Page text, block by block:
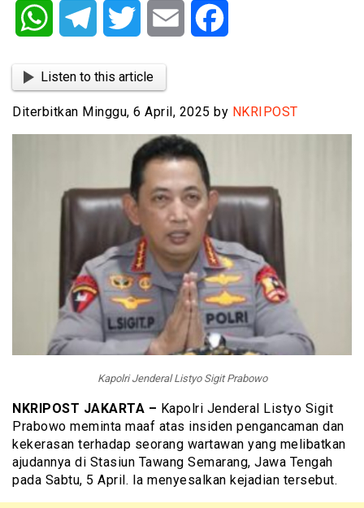
WhatsAppTelegram Twitter Email
Listen to this article
Diterbitkan Minggu, 6 April, 2025 by NKRIPOST
Kapolri Jenderal Listyo Sigit Prabowo
NKRIPOST JAKARTA – Kapolri Jenderal Listyo Sigit
Prabowo meminta maaf atas insiden pengancaman dan
kekerasan terhadap seorang wartawan yang melibatkan
ajudannya di Stasiun Tawang Semarang, Jawa Tengah
pada Sabtu, 5 April. Ia menyesalkan kejadian tersebut.